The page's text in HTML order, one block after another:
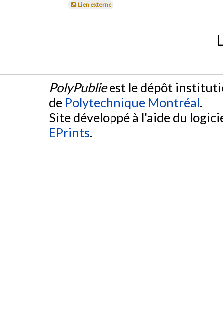
Lien externe
PolyPublieest le dépôt
de Polytechnique Montréal.
Site développé à l'aide du
EPrints.